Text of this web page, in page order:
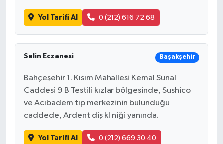
Yol Tarifi Al 0 (212) 616 72 68
Selin Eczanesi Başakşehir
Bahçeşehir 1. Kısım Mahallesi Kemal Sunal
Caddesi 9 B Testili kızlar bölgesinde, Sushico
ve Acıbadem tıp merkezinin bulunduğu
caddede, Ardent diş kliniği yanında.
Yol Tarifi Al 0 (212) 669 30 40